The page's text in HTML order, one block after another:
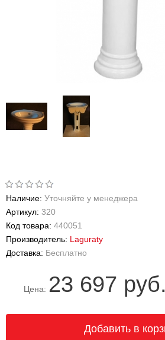
Наличие: Уточняйте у менеджера
Артикул: 320
Код товара: 440051
Производитель: Laguraty
Доставка: Бесплатно
Цена: 23 697 руб.